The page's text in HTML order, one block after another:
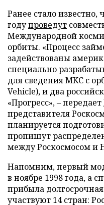
Ранее стало известно,
годупроведут
Международной
орбиты. «Процесс
задействованы
специально
для сведения МКС с
Vehicle), и два
«Прогресс», – передает
представителя
планируется
пропишут
между Роскосмосом и
Напомним, первый
в ноябре 1998 года, а
прибыла
участвуют 14 стран: